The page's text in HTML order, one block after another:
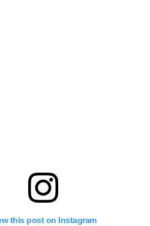
this post on Instagram